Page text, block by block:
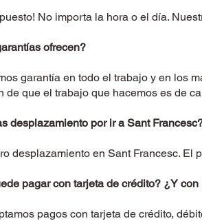
No importa la hora o el día.
ofrecen?
garantía en todo el trabajo y en los
de que el trabajo que hacemos es de
desplazamiento por ir a Sant
desplazamiento en Sant Francesc. El
pagar con tarjeta de crédito? ¿Y con
pagos con tarjeta de crédito,